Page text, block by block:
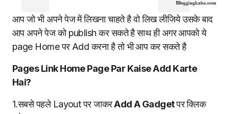
आप जो भी अपने पेज में लिखना चाहते है वो लिख लीजिये उसके बाद
आप अपने पेज को publish कर सकते है साथ ही अगर आपको ये
page Home पर Add करना है तो भी आप कर सकते है
Pages Link Home Page Par Kaise Add Karte
Hai?
1.सबसे पहले Layout पर जाकरAdd A Gadgetपर क्लिक